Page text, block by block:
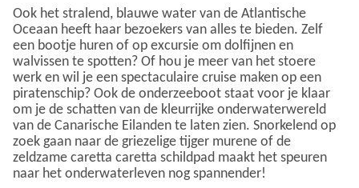
Ook het stralend, blauwe water van de Atlantische
Oceaan heeft haar bezoekers van alles te bieden. Zelf
een bootje huren of op excursie om dolfijnen en
walvissen te spotten? Of hou je meer van het stoere
werk en wil je een spectaculaire cruise maken op een
piratenschip? Ook de onderzeeboot staat voor je klaar
om je de schatten van de kleurrijke onderwaterwereld
van de Canarische Eilanden te laten zien. Snorkelend op
zoek gaan naar de griezelige tijger murene of de
zeldzame caretta caretta schildpad maakt het speuren
naar het onderwaterleven nog spannender!